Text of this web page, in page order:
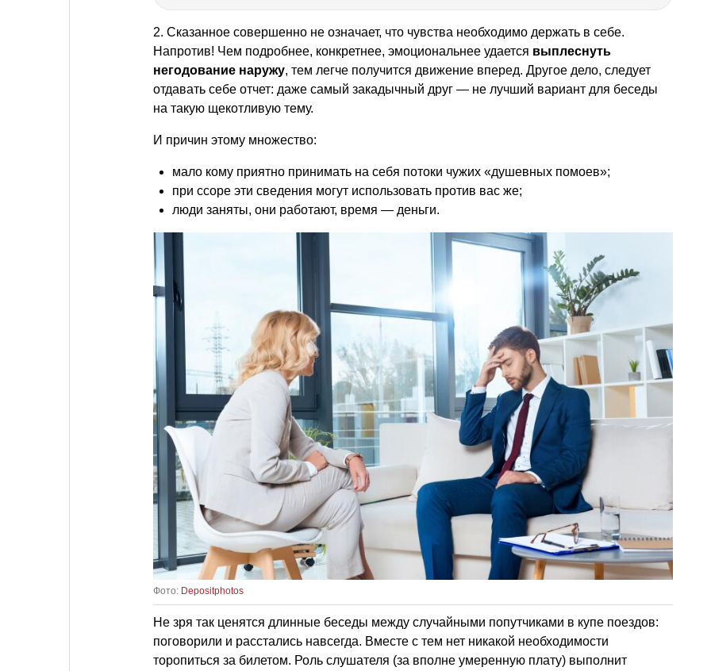
2. Сказанное совершенно не означает, что чувства необходимо держать в себе.
Напротив! Чем подробнее, конкретнее, эмоциональнее удается выплеснуть
негодование наружу, тем легче получится движение вперед. Другое дело, следует
отдавать себе отчет: даже самый закадычный друг — не лучший вариант для беседы
на такую щекотливую тему.
И причин этому множество:
мало кому приятно принимать на себя потоки чужих «душевных помоев»;
при ссоре эти сведения могут использовать против вас же;
люди заняты, они работают, время — деньги.
Фото: Depositphotos
Не зря так ценятся длинные беседы между случайными попутчиками в купе поездов:
поговорили и расстались навсегда. Вместе с тем нет никакой необходимости
торопиться за билетом. Роль слушателя (за вполне умеренную плату) выполнит